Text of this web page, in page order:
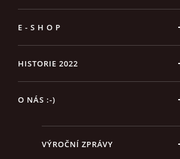
E - S H O P
HISTORIE 2022
O NÁS :-)
VÝROČNÍ ZPRÁVY